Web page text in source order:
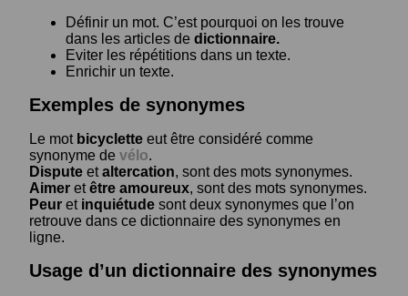
Définir un mot. C’est pourquoi on les trouve
dans les articles de dictionnaire.
Eviter les répétitions dans un texte.
Enrichir un texte.
Exemples de synonymes
Le mot bicyclette eut être considéré comme
synonyme de vélo.
Dispute etaltercation, sont des mots synonymes.
Aimer etêtre amoureux, sont des mots synonymes.
Peur et inquiétude sont deux synonymes que l’on
retrouve dans ce dictionnaire des synonymes en
ligne.
Usage d’un dictionnaire des synonymes